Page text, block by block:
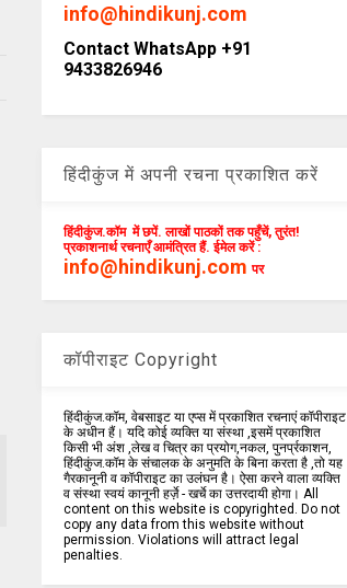
info@hindikunj.com
Contact WhatsApp +91
9433826946
हिंदीकुंज में अपनी रचना प्रकाशित करें
हिंदीकुंज.कॉम में छपें. लाखों पाठकों तक पहुँचें, तुरंत!
प्रकाशनार्थ रचनाएँ आमंत्रित हैं. ईमेल करें :
info@hindikunj.com पर
कॉपीराइट Copyright
हिंदीकुंज.कॉम, वेबसाइट या एप्स में प्रकाशित रचनाएं कॉपीराइट
के अधीन हैं। यदि कोई व्यक्ति या संस्था ,इसमें प्रकाशित
किसी भी अंश ,लेख व चित्र का प्रयोग,नकल, पुनर्प्रकाशन,
हिंदीकुंज.कॉम के संचालक के अनुमति के बिना करता है ,तो यह
गैरकानूनी व कॉपीराइट का उलंघन है। ऐसा करने वाला व्यक्ति
व संस्था स्वयं कानूनी हर्ज़े - खर्चे का उत्तरदायी होगा। All
content on this website is copyrighted. Do not
copy any data from this website without
permission. Violations will attract legal
penalties.